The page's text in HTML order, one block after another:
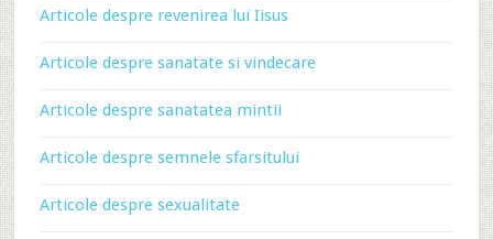
Articole despre revenirea lui Iisus
Articole despre sanatate si vindecare
Articole despre sanatatea mintii
Articole despre semnele sfarsitului
Articole despre sexualitate